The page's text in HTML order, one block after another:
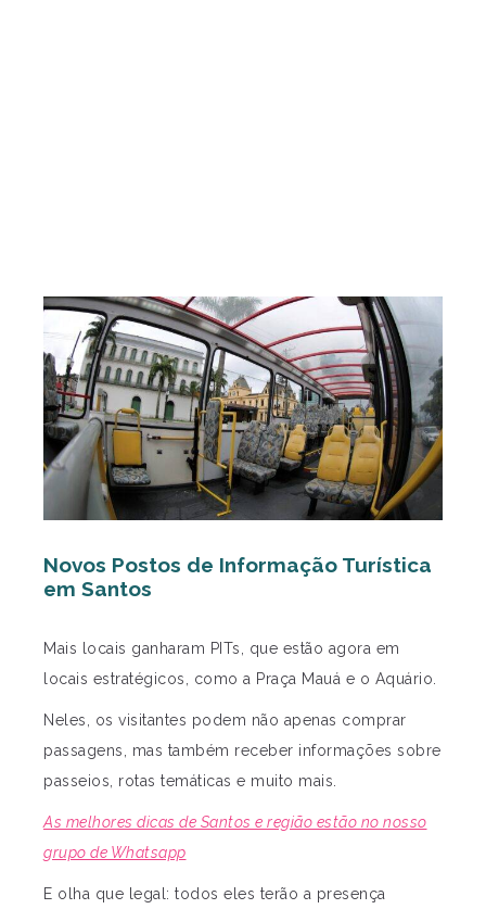
Novos Postos de Informação Turística
em Santos
Mais locais ganharam PITs, que estão agora em
locais estratégicos, como a Praça Mauá e o Aquário.
Neles, os visitantes podem não apenas comprar
passagens, mas também receber informações sobre
passeios, rotas temáticas e muito mais.
As melhores dicas de Santos e região estão no nosso
grupo de Whatsapp
E olha que legal: todos eles terão a presença